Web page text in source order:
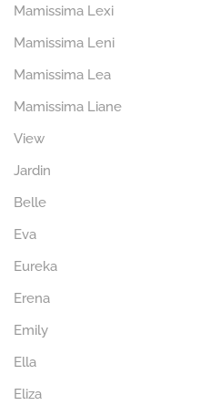
Mamissima Lexi
Mamissima Leni
Mamissima Lea
Mamissima Liane
View
Jardin
Belle
Eva
Eureka
Erena
Emily
Ella
Eliza